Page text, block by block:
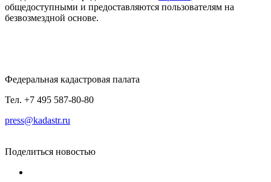
общедоступными и предоставляются пользователям на
безвозмездной основе.
Федеральная кадастровая палата
Тел. +7 495 587-80-80
press@kadastr.ru
Поделиться новостью